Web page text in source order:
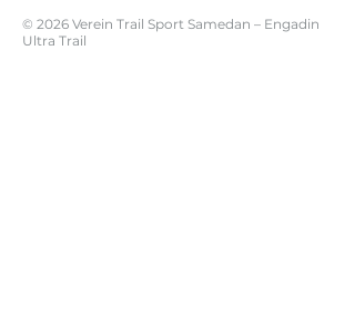
© 2026 Verein Trail Sport Samedan – Engadin
Ultra Trail